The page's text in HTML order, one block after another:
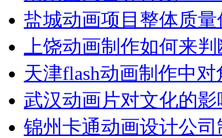
盐城动画项目整体质
上饶动画制作如何来
天津flash动画制作中
武汉动画片对文化的影
锦州卡通动画设计公